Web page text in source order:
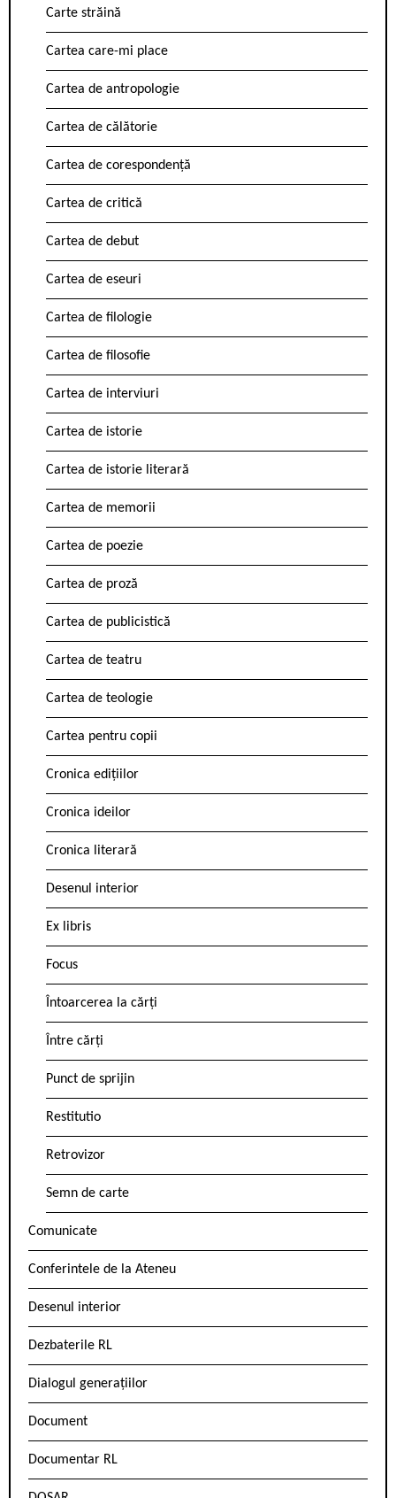
Carte străină
Cartea care-mi place
Cartea de antropologie
Cartea de călătorie
Cartea de corespondență
Cartea de critică
Cartea de debut
Cartea de eseuri
Cartea de filologie
Cartea de filosofie
Cartea de interviuri
Cartea de istorie
Cartea de istorie literară
Cartea de memorii
Cartea de poezie
Cartea de proză
Cartea de publicistică
Cartea de teatru
Cartea de teologie
Cartea pentru copii
Cronica edițiilor
Cronica ideilor
Cronica literară
Desenul interior
Ex libris
Focus
Întoarcerea la cărți
Între cărți
Punct de sprijin
Restitutio
Retrovizor
Semn de carte
Comunicate
Conferintele de la Ateneu
Desenul interior
Dezbaterile RL
Dialogul generațiilor
Document
Documentar RL